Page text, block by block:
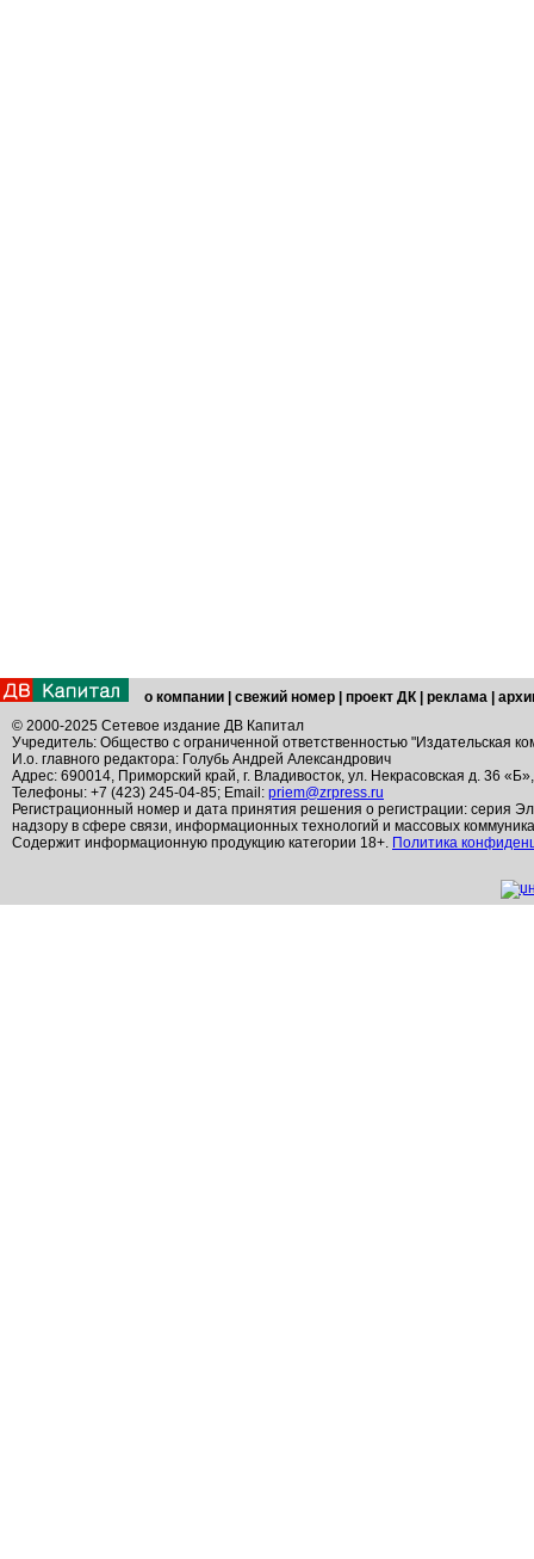
о компании свежий номер проект ДК реклама
© 2000-2025 Сетевое издание ДВ Капитал
Учредитель: Общество с ограниченной ответственностью "Издательская
И.о. главного редактора: Голубь Андрей Александрович
Адрес: 690014, Приморский край, г. Владивосток, ул. Некрасовская д. 36
Телефоны: +7 (423) 245-04-85; Email: priem@zrpress.ru
Регистрационный номер и дата принятия решения о регистрации: серия
надзору в сфере связи, информационных технологий и массовых
Содержит информационную продукцию категории 18+. Политика